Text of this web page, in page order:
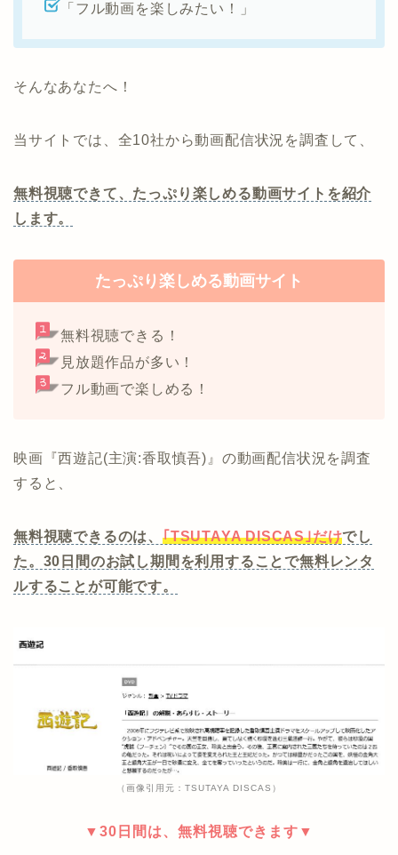
「フル動画を楽しみたい！」
そんなあなたへ！
当サイトでは、全10社から動画配信状況を調査して、
無料視聴できて、たっぷり楽しめる動画サイトを紹介
します。
たっぷり楽しめる動画サイト
無料視聴できる！
見放題作品が多い！
フル動画で楽しめる！
映画『西遊記(主演:香取慎吾)』の動画配信状況を調査
すると、
無料視聴できるのは、 ｢TSUTAYA DISCAS｣だけでし
た。30日間のお試し期間を利用することで無料レンタ
ルすることが可能です。
（画像引用元：TSUTAYA DISCAS）
▼30日間は、無料視聴できます▼